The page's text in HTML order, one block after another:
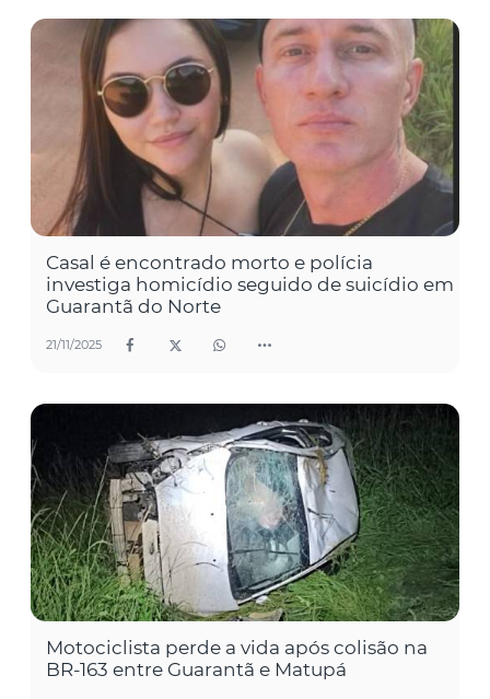
Casal é encontrado morto e polícia
investiga homicídio seguido de suicídio em
Guarantã do Norte
21/11/2025
Motociclista perde a vida após colisão na
BR-163 entre Guarantã e Matupá